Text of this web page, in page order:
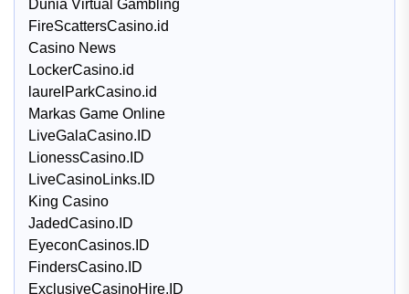
Dunia Virtual Gambling
FireScattersCasino.id
Casino News
LockerCasino.id
laurelParkCasino.id
Markas Game Online
LiveGalaCasino.ID
LionessCasino.ID
LiveCasinoLinks.ID
King Casino
JadedCasino.ID
EyeconCasinos.ID
FindersCasino.ID
ExclusiveCasinoHire.ID